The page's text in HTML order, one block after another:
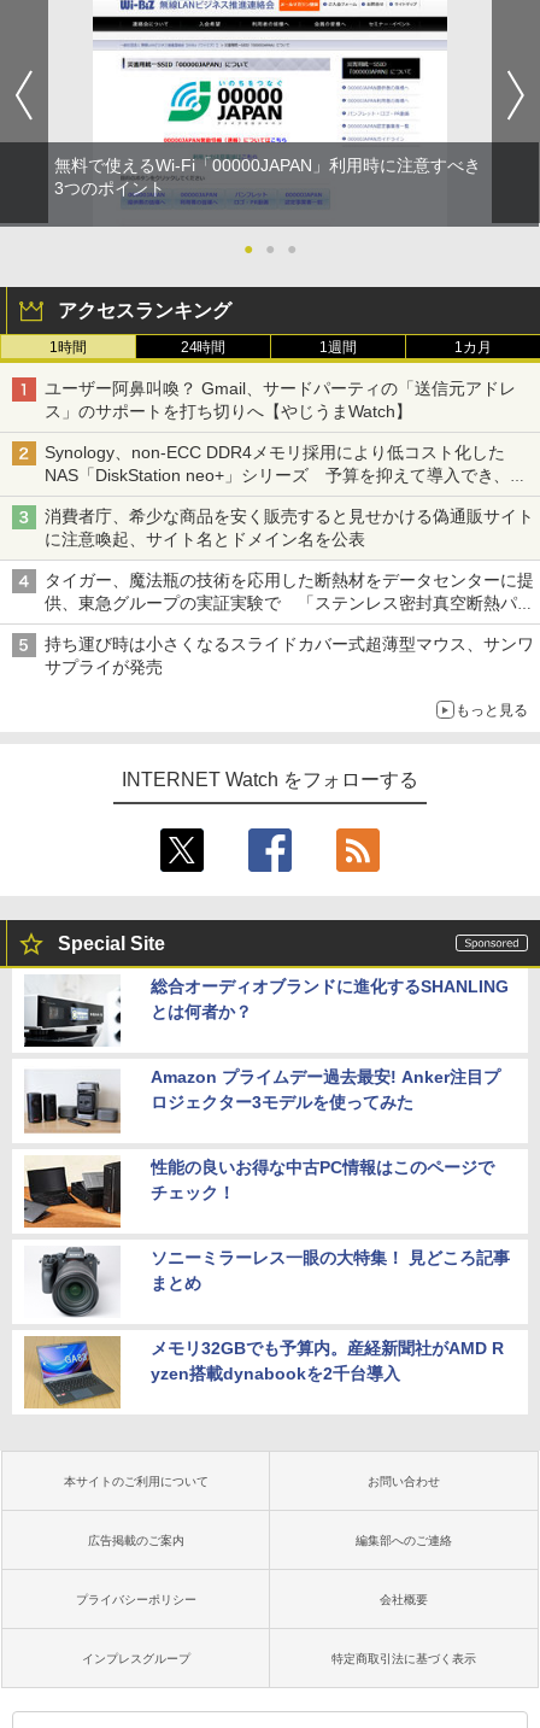
無料で使えるWi-Fi「00000JAPAN」利用時に注意すべき
3つのポイント
● ● ●
アクセスランキング
1時間 24時間 1週間 1カ月
ユーザー阿鼻叫喚？ Gmail、サードパーティの「送信元アドレ
ス」のサポートを打ち切りへ【やじうまWatch】
Synology、non-ECC DDR4メモリ採用により低コスト化した
NAS「DiskStation neo+」シリーズ 予算を抑えて導入でき、
ECCメモリへのアップグレードも可能
消費者庁、希少な商品を安く販売すると見せかける偽通販サイト
に注意喚起、サイト名とドメイン名を公表
タイガー、魔法瓶の技術を応用した断熱材をデータセンターに提
供、東急グループの実証実験で 「ステンレス密封真空断熱パネ
ル TIVIP」
持ち運び時は小さくなるスライドカバー式超薄型マウス、サンワ
サプライが発売
もっと見る
INTERNET Watch をフォローする
Special Site
総合オーディオブランドに進化するSHANLING
とは何者か？
Amazon プライムデー過去最安! Anker注目プ
ロジェクター3モデルを使ってみた
性能の良いお得な中古PC情報はこのページで
チェック！
ソニーミラーレス一眼の大特集！ 見どころ記事
まとめ
メモリ32GBでも予算内。産経新聞社がAMD R
yzen搭載dynabookを2千台導入
本サイトのご利用について お問い合わせ
広告掲載のご案内 編集部へのご連絡
プライバシーポリシー 会社概要
インプレスグループ 特定商取引法に基づく表示